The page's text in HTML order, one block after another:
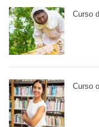
Curso
Curso